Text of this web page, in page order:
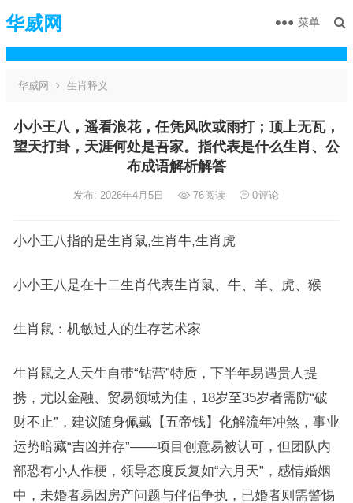
华威网 菜单
华威网 生肖释义
小小王八，遥看浪花，任凭风吹或雨打；顶上无瓦，
望天打卦，天涯何处是吾家。指代表是什么生肖、公
布成语解析解答
发布: 2026年4月5日 76阅读 0评论
小小王八指的是生肖鼠,生肖牛,生肖虎
小小王八是在十二生肖代表生肖鼠、牛、羊、虎、猴
生肖鼠：机敏过人的生存艺术家
生肖鼠之人天生自带“钻营”特质，下半年易遇贵人提
携，尤以金融、贸易领域为佳，18岁至35岁者需防“破
财不止”，建议随身佩戴【五帝钱】化解流年冲煞，事业
运势暗藏“吉凶并存”——项目创意易被认可，但团队内
部恐有小人作梗，领导态度反复如“六月天”，感情婚姻
中，未婚者易因房产问题与伴侣争执，已婚者则需警惕